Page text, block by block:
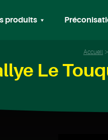
produits
Accueil
Le